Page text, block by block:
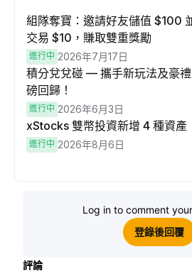
組隊奪寶：邀請好友儲值 $100
交易 $10，賺取雙重獎勵
進行中 2026年7月17日
積分兌兌碰 — 攜手新玩法及豪
磅回歸！
進行中 2026年6月3日
xStocks 雙幣投資新增 4 種資產
進行中 2026年8月6日
Log in to comment
登錄後回覆
評論